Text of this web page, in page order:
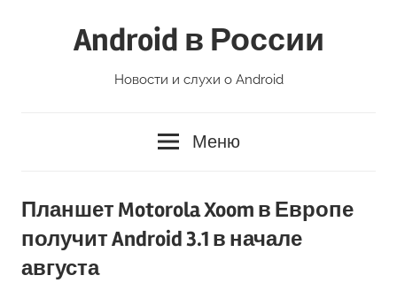
Android в России
Новости и слухи о Android
Меню
Планшет Motorola Xoom в Европе
получит Android 3.1 в начале
августа